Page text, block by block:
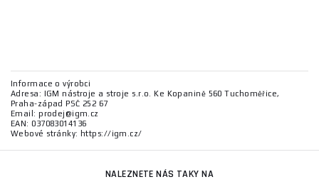
Informace o výrobci
Adresa: IGM nástroje a stroje s.r.o. Ke Kopanině 560 Tuchoměřice,
Praha-západ PSČ 252 67
Email: prodej@igm.cz
EAN: 037083014136
Webové stránky: https://igm.cz/
NALEZNETE NÁS TAKY NA